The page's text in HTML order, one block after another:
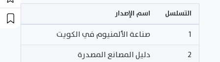
التسلسل اسم الإصدار
1
صناعة الألمنيوم في الكويت
2
دليل المصانع المصدرة